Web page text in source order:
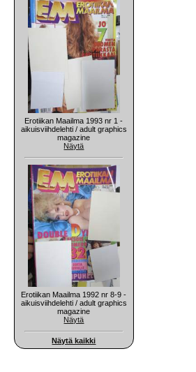
Erotiikan Maailma 1993 nr 1 -
aikuisviihdelehti / adult graphics
magazine
Näytä
Erotiikan Maailma 1992 nr 8-9 -
aikuisviihdelehti / adult graphics
magazine
Näytä
Näytä kaikki